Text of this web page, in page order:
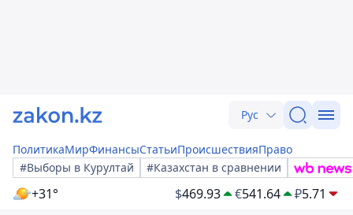
Рус
ПолитикаМирФинансыСтатьиПроисшествияПраво
#Выборы в Курултай
#Казахстан в сравнении
+31° $469.93 €541.64 ₽5.71